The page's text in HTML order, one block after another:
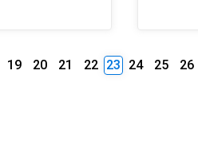
19 20 21 22 23 24 25 26